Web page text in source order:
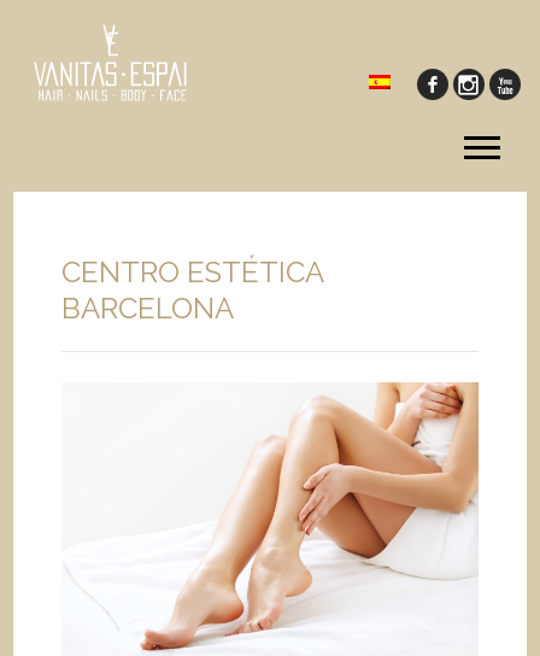
CENTRO ESTÉTICA
BARCELONA